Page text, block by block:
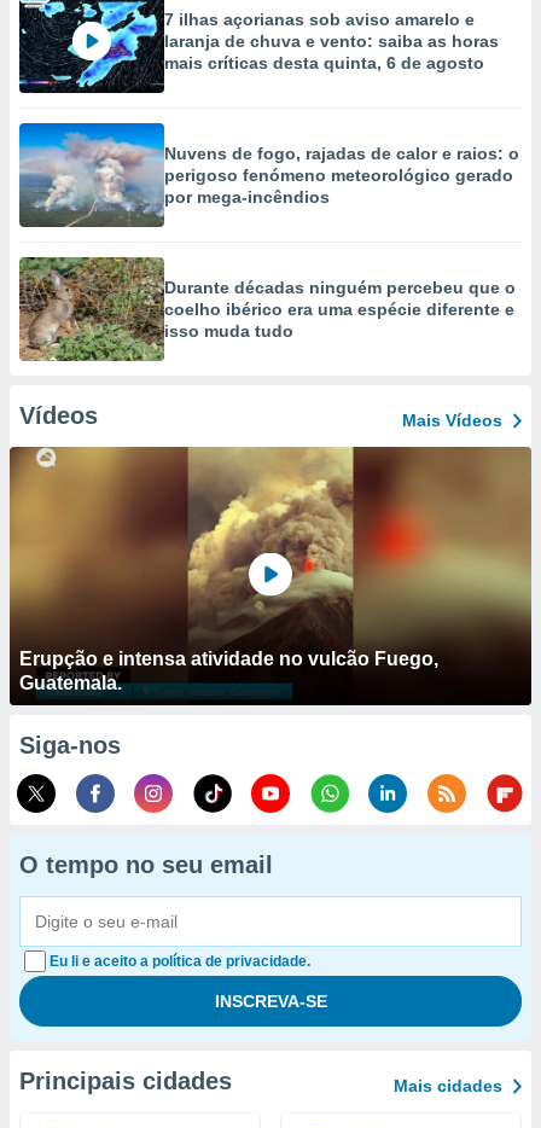
7 ilhas açorianas sob aviso amarelo e
laranja de chuva e vento: saiba as horas
mais críticas desta quinta, 6 de agosto
Nuvens de fogo, rajadas de calor e raios: o
perigoso fenómeno meteorológico gerado
por mega-incêndios
Durante décadas ninguém percebeu que o
coelho ibérico era uma espécie diferente e
isso muda tudo
Vídeos Mais Vídeos
Erupção e intensa atividade no vulcão Fuego,
Guatemala.
Siga-nos
O tempo no seu email
Eu li e aceito a política de privacidade.
Principais cidades Mais cidades